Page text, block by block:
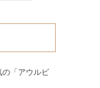
の「アウルビ